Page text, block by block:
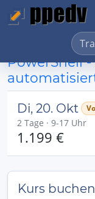
PowerShell
Di, 20. Okt
2 Tage · 9-17 Uhr
1.199 €
Kurs buchen